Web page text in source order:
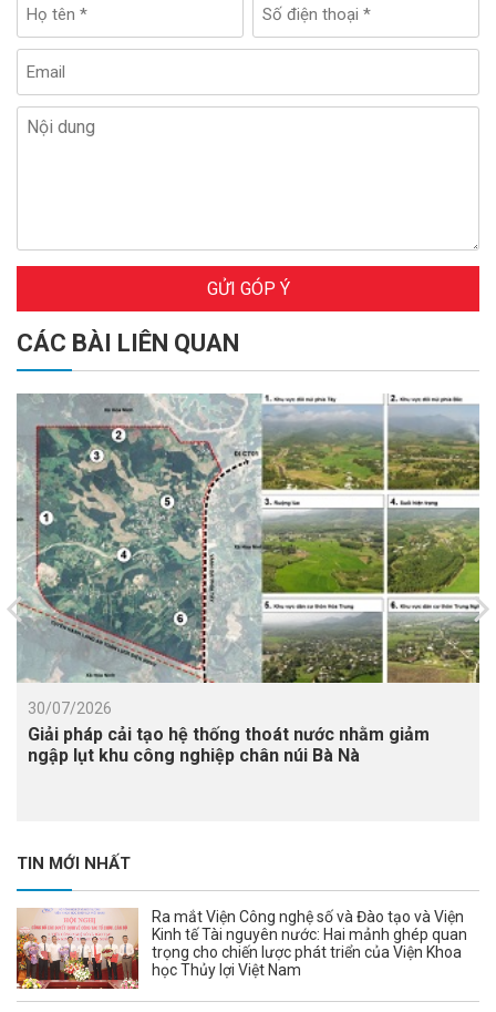
GỬI GÓP Ý
CÁC BÀI LIÊN QUAN
30/07/2026
Giải pháp cải tạo hệ thống thoát nước nhằm giảm
ngập lụt khu công nghiệp chân núi Bà Nà
TIN MỚI NHẤT
Ra mắt Viện Công nghệ số và Đào tạo và Viện
Kinh tế Tài nguyên nước: Hai mảnh ghép quan
trọng cho chiến lược phát triển của Viện Khoa
học Thủy lợi Việt Nam